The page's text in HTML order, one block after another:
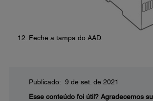
Feche a tampa do AAD.
Publicado: 9 de set. de 2021
Esse conteúdo foi útil? Agradecemos